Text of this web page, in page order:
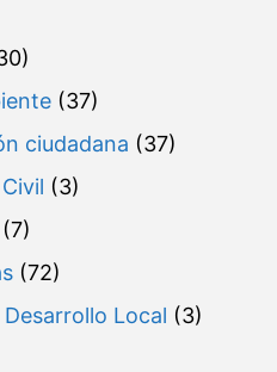
(37)
ciudadana (37)
(3)
(7)
(72)
Local (3)